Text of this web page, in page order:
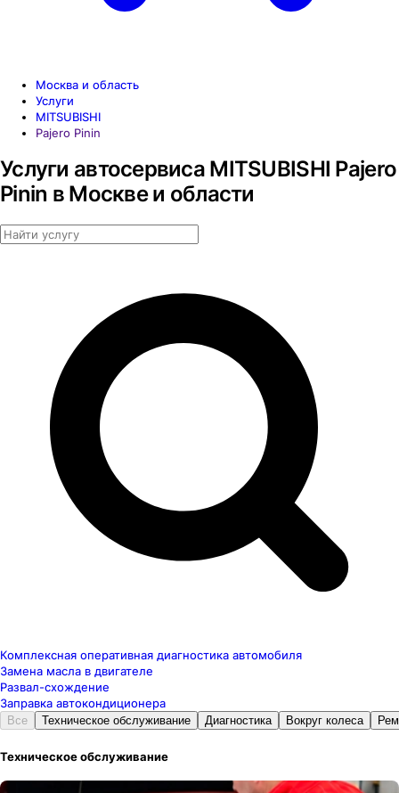
Москва и область
Услуги
MITSUBISHI
Pajero Pinin
Услуги автосервиса MITSUBISHI Pajero
Pinin в Москве и области
Комплексная оперативная диагностика автомобиля
Замена масла в двигателе
Развал-схождение
Заправка автокондиционера
Все Техническое обслуживание Диагностика Вокруг колеса
Техническое обслуживание